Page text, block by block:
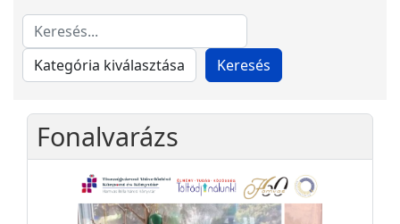
Fonalvarázs